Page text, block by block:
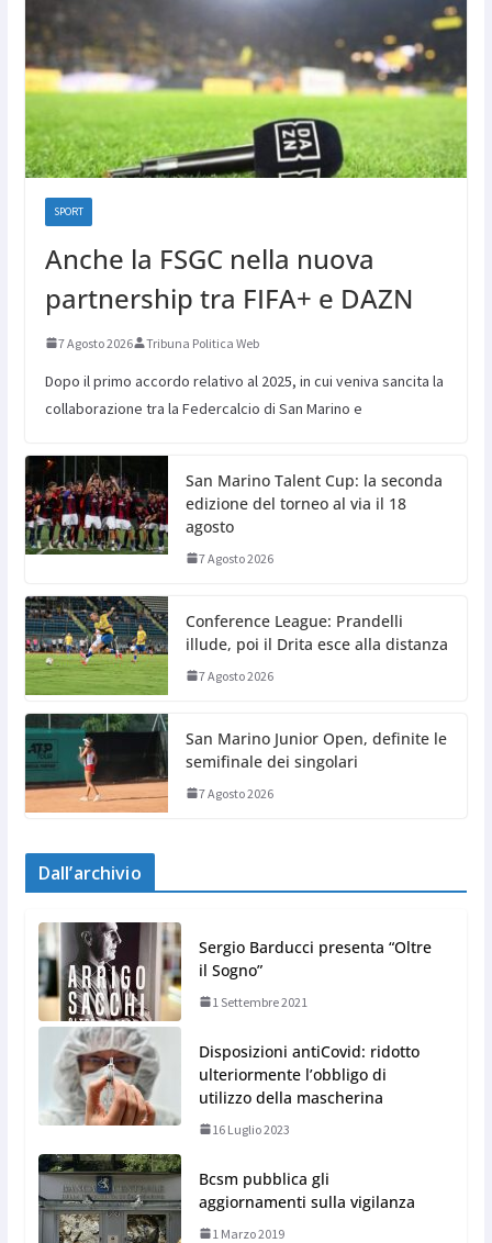
SPORT
Anche la FSGC nella nuova
partnership tra FIFA+ e DAZN
7 Agosto 2026 Tribuna Politica Web
Dopo il primo accordo relativo al 2025, in cui veniva sancita la
collaborazione tra la Federcalcio di San Marino e
San Marino Talent Cup: la seconda
edizione del torneo al via il 18
agosto
7 Agosto 2026
Conference League: Prandelli
illude, poi il Drita esce alla distanza
7 Agosto 2026
San Marino Junior Open, definite le
semifinale dei singolari
7 Agosto 2026
Dall’archivio
Sergio Barducci presenta “Oltre
il Sogno”
1 Settembre 2021
Disposizioni antiCovid: ridotto
ulteriormente l’obbligo di
utilizzo della mascherina
16 Luglio 2023
Bcsm pubblica gli
aggiornamenti sulla vigilanza
1 Marzo 2019